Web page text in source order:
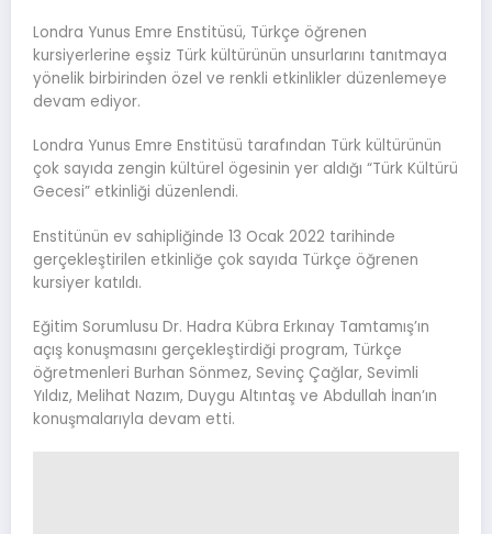
Londra Yunus Emre Enstitüsü, Türkçe öğrenen
kursiyerlerine eşsiz Türk kültürünün unsurlarını tanıtmaya
yönelik birbirinden özel ve renkli etkinlikler düzenlemeye
devam ediyor.
Londra Yunus Emre Enstitüsü tarafından Türk kültürünün
çok sayıda zengin kültürel ögesinin yer aldığı “Türk Kültürü
Gecesi” etkinliği düzenlendi.
Enstitünün ev sahipliğinde 13 Ocak 2022 tarihinde
gerçekleştirilen etkinliğe çok sayıda Türkçe öğrenen
kursiyer katıldı.
Eğitim Sorumlusu Dr. Hadra Kübra Erkınay Tamtamış’ın
açış konuşmasını gerçekleştirdiği program, Türkçe
öğretmenleri Burhan Sönmez, Sevinç Çağlar, Sevimli
Yıldız, Melihat Nazım, Duygu Altıntaş ve Abdullah İnan’ın
konuşmalarıyla devam etti.